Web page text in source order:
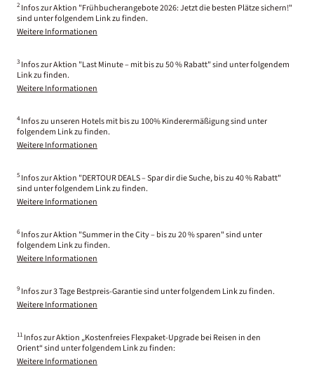
2 Infos zur Aktion "Frühbucherangebote 2026: Jetzt die besten Plätze sichern!"
sind unter folgendem Link zu finden.
Weitere Informationen
3 Infos zur Aktion "Last Minute – mit bis zu 50 % Rabatt" sind unter folgendem
Link zu finden.
Weitere Informationen
4 Infos zu unseren Hotels mit bis zu 100% Kinderermäßigung sind unter
folgendem Link zu finden.
Weitere Informationen
5 Infos zur Aktion "DERTOUR DEALS – Spar dir die Suche, bis zu 40 % Rabatt"
sind unter folgendem Link zu finden.
Weitere Informationen
6 Infos zur Aktion "Summer in the City – bis zu 20 % sparen" sind unter
folgendem Link zu finden.
Weitere Informationen
9 Infos zur 3 Tage Bestpreis-Garantie sind unter folgendem Link zu finden.
Weitere Informationen
11 Infos zur Aktion „Kostenfreies Flexpaket-Upgrade bei Reisen in den
Orient“ sind unter folgendem Link zu finden:
Weitere Informationen